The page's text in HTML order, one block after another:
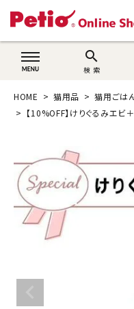
search
検 索
猫用品
ブランド別に探す
目的別に探す
HOME 猫用品 猫用ごは
【10%OFF】けりぐるみエ